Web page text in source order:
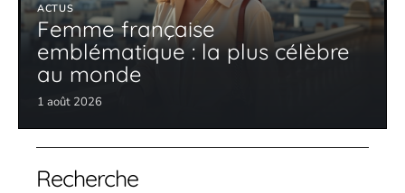
ACTUS
Femme française
emblématique : la plus célèbre
au monde
1 août 2026
Recherche